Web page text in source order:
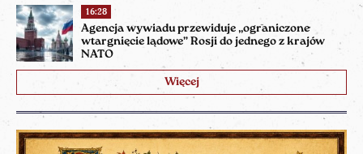
16:28
Agencja wywiadu przewiduje „ograniczone
wtargnięcie lądowe” Rosji do jednego z krajów
NATO
Więcej